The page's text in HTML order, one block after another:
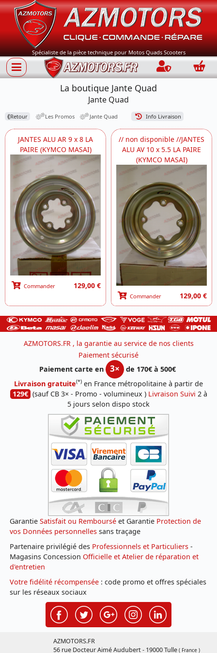
Spécialiste de la pièce technique pour Motos Quads Scooters
Connection
La boutique Jante Quad
Jante Quad
⟪Retour Les Promos Jante Quad Info Livraison
JANTES ALU AR 9 x 8 LA
PAIRE (KYMCO MASAI)
Commander 129,00 €
// non disponible //JANTES
ALU AV 10 x 5.5 LA PAIRE
(KYMCO MASAI)
Commander 129,00 €
AZMOTORS.FR , la garantie au service de nos clients
Paiement sécurisé
Paiement carte en
3×
de 170€ à 500€
Livraison gratuite(*) en France métropolitaine à partir de
129€ (sauf CB 3× - Promo - volumineux ) Livraison Suivi 2 à
5 jours selon dispo stock
Garantie Satisfait ou Remboursé et Garantie Protection de
vos Données personnelles sans traçage
Partenaire privilégié des Professionnels et Particuliers -
Magasins Concession Officielle et Atelier de réparation et
d'entretien
Votre fidélité récompensée : code promo et offres spéciales
sur les réseaux sociaux
AZMOTORS.FR
56 rue Docteur Aimé Audubert - 19000 Tulle ( France )